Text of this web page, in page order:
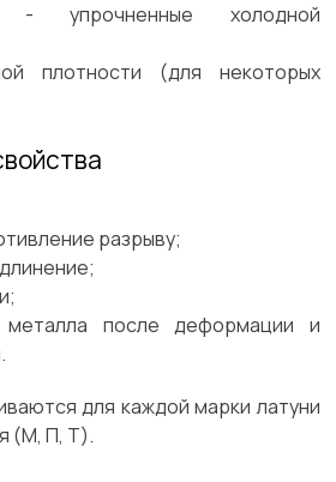
упрочненные холодной
плотности (для некоторых
разрыву;
металла после деформации и
для каждой марки латуни
(М, П, Т).